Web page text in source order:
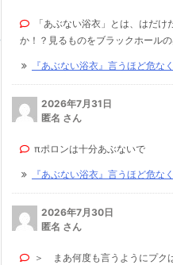
「あぶない浴衣」とは、はだ
か！？見るものをブラックホール
『あぶない浴衣』言うほど危な
2026年7月31日
匿名 さん
πポロンは十分あぶないで
『あぶない浴衣』言うほど危な
2026年7月30日
匿名 さん
＞ まあ何度も言うようにプク